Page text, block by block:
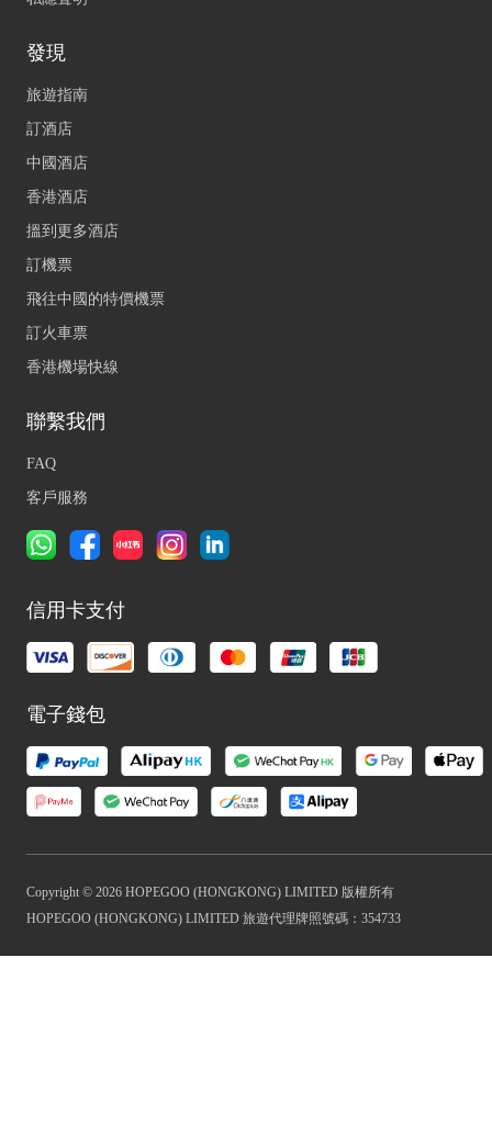
發現
旅遊指南
訂酒店
中國酒店
香港酒店
搵到更多酒店
訂機票
飛往中國的特價機票
訂火車票
香港機場快線
聯繫我們
FAQ
客戶服務
信用卡支付
電子錢包
Copyright © 2026 HOPEGOO (HONGKONG) LIMITED 版權所有
HOPEGOO (HONGKONG) LIMITED 旅遊代理牌照號碼：354733